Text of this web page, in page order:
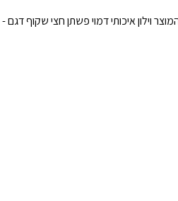
וילון איכותי דמוי פשתן חצי שקוף דגם